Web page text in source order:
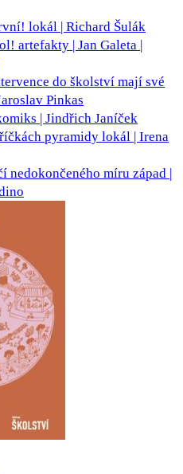
lokál | Richard Šulák
artefakty | Jan Galeta |
do školství mají své
Pinkas
| Jindřich Janíček
pyramidy lokál | Irena
nedokončeného míru západ |